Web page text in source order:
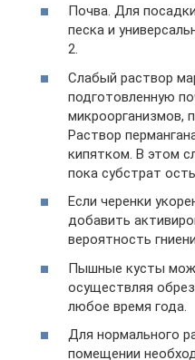
Почва. Для
песка и
2.
Слабый раствор
подготовленную
микроорганизмов,
Раствор
кипятком. В этом
пока субстрат
Если черенки
добавить
вероятность
Пышные кусты
осуществляя
любое время года.
Для нормального
помещении